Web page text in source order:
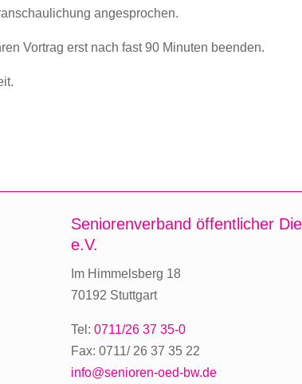
angesprochen.
Vortrag erst nach fast 90 Minuten beenden.
Seniorenverbandöffentlicher
e.V.
Im Himmelsberg 18
70192 Stuttgart
Tel:0711/26 37 35-0
Fax: 0711/ 26 37 35 22
info@senioren-oed-bw.de